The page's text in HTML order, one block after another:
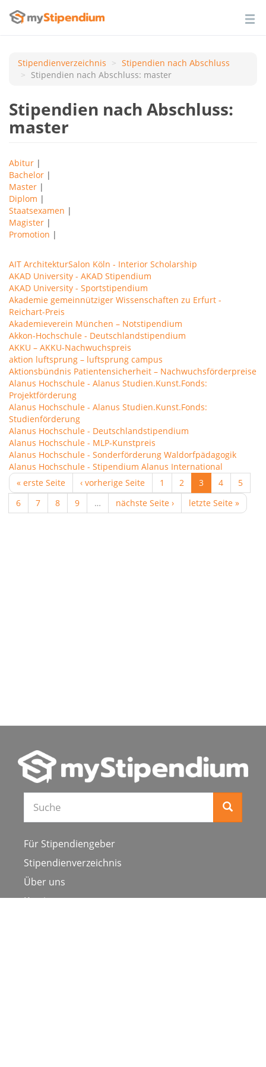
Stipendienverzeichnis
Stipendien nach Аbschluss
Stipendien nach Abschluss: master
Stipendien nach Abschluss:
master
Abitur |
Bachelor |
Master |
Diplom |
Staatsexamen |
Magister |
Promotion |
AIT ArchitekturSalon Köln - Interior Scholarship
AKAD University - AKAD Stipendium
AKAD University - Sportstipendium
Akademie gemeinnütziger Wissenschaften zu Erfurt -
Reichart-Preis
Akademieverein München – Notstipendium
Akkon-Hochschule - Deutschlandstipendium
AKKU – AKKU-Nachwuchspreis
aktion luftsprung – luftsprung campus
Aktionsbündnis Patientensicherheit – Nachwuchsförderpreise
Alanus Hochschule - Alanus Studien.Kunst.Fonds:
Projektförderung
Alanus Hochschule - Alanus Studien.Kunst.Fonds:
Studienförderung
Alanus Hochschule - Deutschlandstipendium
Alanus Hochschule - MLP-Kunstpreis
Alanus Hochschule - Sonderförderung Waldorfpädagogik
Alanus Hochschule - Stipendium Alanus International
« erste Seite
‹ vorherige Seite 1 2 3 4
5
6
7 8 9 … nächste Seite › letzte Seite »
Für Stipendiengeber
Stipendienverzeichnis
Über uns
Karriere